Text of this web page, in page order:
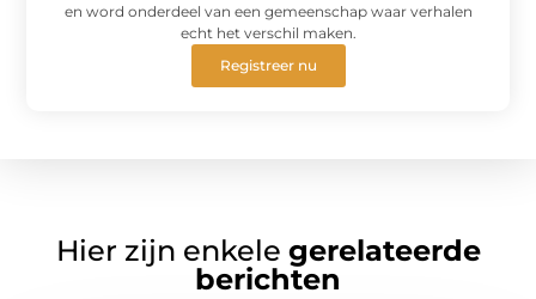
en word onderdeel van een gemeenschap waar verhalen
echt het verschil maken.
Registreer nu
Hier zijn enkele gerelateerde
berichten